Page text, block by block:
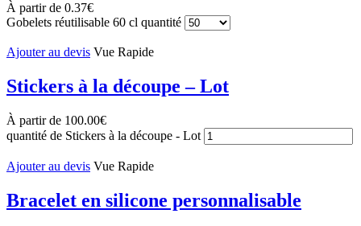
À partir de 0.37€
Gobelets réutilisable 60 cl quantité
Ajouter au devis Vue Rapide
Stickers à la découpe – Lot
À partir de 100.00€
quantité de Stickers à la découpe - Lot
Ajouter au devis Vue Rapide
Bracelet en silicone personnalisable